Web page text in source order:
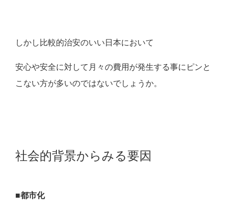
しかし比較的治安のいい日本において
安心や安全に対して月々の費用が発生する事にピンと
こない方が多いのではないでしょうか。
社会的背景からみる要因
■都市化